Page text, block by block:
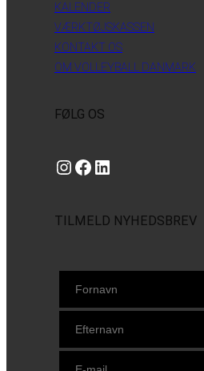
KALENDER
VÆRKTØJSKASSEN
KONTAKT OS
OM VOLLEYBALL DANMARK
FØLG OS
Instagram https://www.facebook.com/danishbeachvolleytour LinkedIn
TILMELD NYHEDSBREV